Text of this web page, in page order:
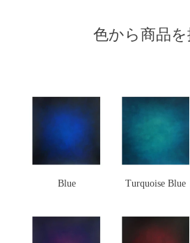
色から商品を
Blue Turquoise Blue